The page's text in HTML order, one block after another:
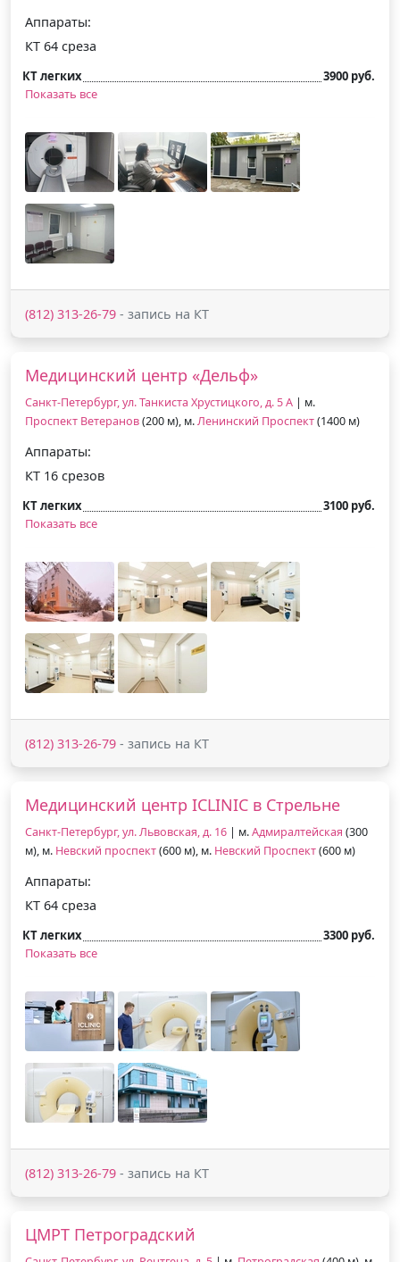
Аппараты:
КТ 64 среза
КТ легких
3900 руб.
Показать все
(812) 313-26-79 - запись на КТ
Медицинский центр «Дельф»
Санкт-Петербург, ул. Танкиста Хрустицкого, д. 5 А | м.
Проспект Ветеранов(200 м), м.Ленинский Проспект(1400 м)
Аппараты:
КТ 16 срезов
КТ легких
3100 руб.
Показать все
(812) 313-26-79 - запись на КТ
Медицинский центр ICLINIC в Стрельне
Санкт-Петербург, ул. Львовская, д. 16 | м.Адмиралтейская (300
м), м. Невский проспект(600 м), м. Невский Проспект(600 м)
Аппараты:
КТ 64 среза
КТ легких
3300 руб.
Показать все
(812) 313-26-79 - запись на КТ
ЦМРТ Петроградский